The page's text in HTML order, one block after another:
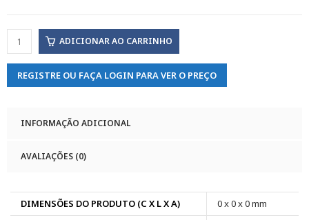
ADICIONAR AO CARRINHO
REGISTRE OU FAÇA LOGIN PARA VER O PREÇO
INFORMAÇÃO ADICIONAL
AVALIAÇÕES (0)
DIMENSÕES DO PRODUTO (C X L X A)
0 x 0 x 0 mm